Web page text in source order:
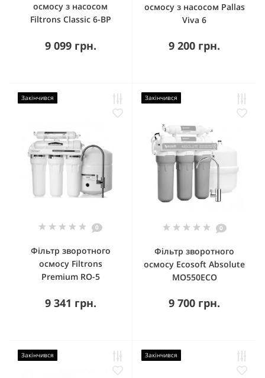
осмосу з насосом
Filtrons Classic 6-BP
9 099 грн.
осмосу з насосом Pallas
Viva 6
9 200 грн.
Закінчився
0
Фільтр зворотного
осмосу Filtrons
Premium RO-5
9 341 грн.
Закінчився
0
Фільтр зворотного
осмосу Ecosoft Absolute
MO550ECO
9 700 грн.
Закінчився Закінчився